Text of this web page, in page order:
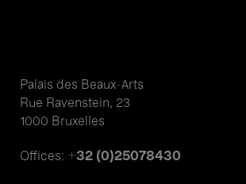
Palais des Beaux-Arts
Rue Ravenstein, 23
1000 Bruxelles
Offices: +32 (0)25078430